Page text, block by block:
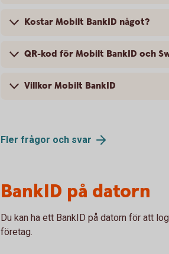
Kostar Mobilt BankID något?
QR-kod för Mobilt BankID och
Villkor Mobilt BankID
Fler frågor och svar
BankID på datorn
Du kan ha ett BankID på datorn för att
företag.